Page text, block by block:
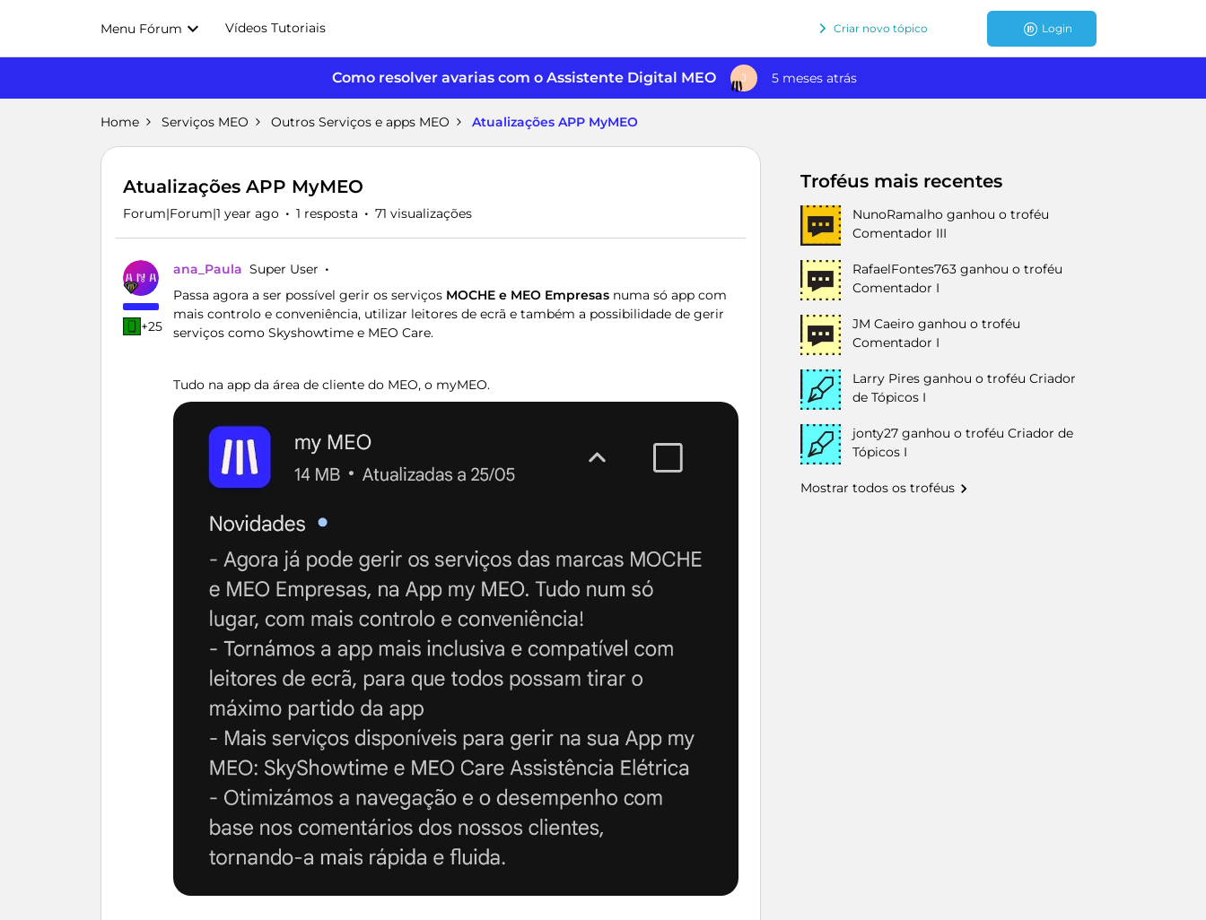
Menu Fórum Vídeos Tutoriais Criar novo tópico Login
Como resolver avarias com o Assistente Digital MEO J 5 meses atrás
Home Serviços MEO Outros Serviços e apps MEO Atualizações APP MyMEO
Atualizações APP MyMEO
Forum|Forum|1 year ago 1 resposta 71 visualizações
+25
ana_Paula Super User
Passa agora a ser possível gerir os serviços MOCHE e MEO Empresas numa só app com
mais controlo e conveniência, utilizar leitores de ecrã e também a possibilidade de gerir
serviços como Skyshowtime e MEO Care.
Tudo na app da área de cliente do MEO, o myMEO.
Troféus mais recentes
NunoRamalho ganhou o troféu
Comentador III
RafaelFontes763 ganhou o troféu
Comentador I
JM Caeiro ganhou o troféu
Comentador I
Larry Pires ganhou o troféu Criador
de Tópicos I
jonty27 ganhou o troféu Criador de
Tópicos I
Mostrar todos os troféus